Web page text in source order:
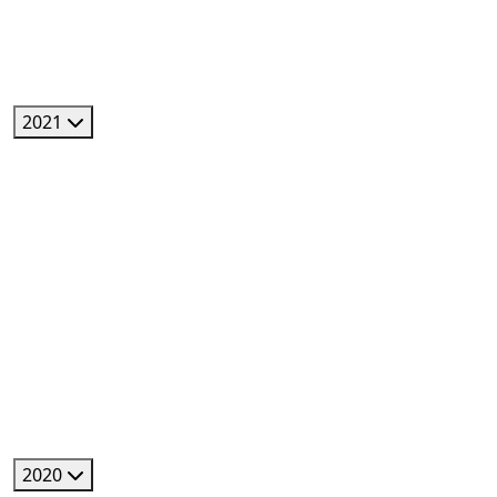
2021
2020